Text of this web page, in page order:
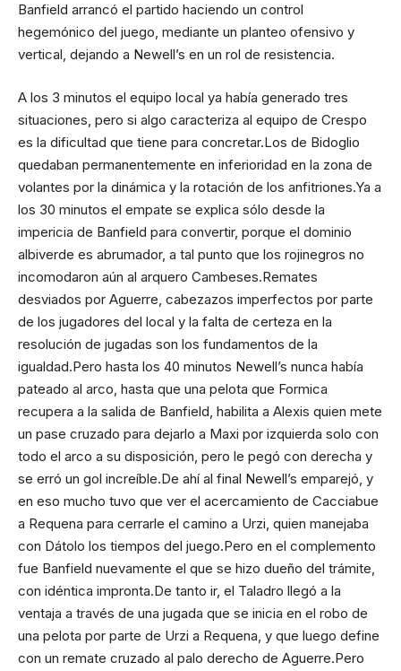
Banfield arrancó el partido haciendo un control
hegemónico del juego, mediante un planteo ofensivo y
vertical, dejando a Newell’s en un rol de resistencia.
A los 3 minutos el equipo local ya había generado tres
situaciones, pero si algo caracteriza al equipo de Crespo
es la dificultad que tiene para concretar.Los de Bidoglio
quedaban permanentemente en inferioridad en la zona de
volantes por la dinámica y la rotación de los anfitriones.Ya a
los 30 minutos el empate se explica sólo desde la
impericia de Banfield para convertir, porque el dominio
albiverde es abrumador, a tal punto que los rojinegros no
incomodaron aún al arquero Cambeses.Remates
desviados por Aguerre, cabezazos imperfectos por parte
de los jugadores del local y la falta de certeza en la
resolución de jugadas son los fundamentos de la
igualdad.Pero hasta los 40 minutos Newell’s nunca había
pateado al arco, hasta que una pelota que Formica
recupera a la salida de Banfield, habilita a Alexis quien mete
un pase cruzado para dejarlo a Maxi por izquierda solo con
todo el arco a su disposición, pero le pegó con derecha y
se erró un gol increíble.De ahí al final Newell’s emparejó, y
en eso mucho tuvo que ver el acercamiento de Cacciabue
a Requena para cerrarle el camino a Urzi, quien manejaba
con Dátolo los tiempos del juego.Pero en el complemento
fue Banfield nuevamente el que se hizo dueño del trámite,
con idéntica impronta.De tanto ir, el Taladro llegó a la
ventaja a través de una jugada que se inicia en el robo de
una pelota por parte de Urzi a Requena, y que luego define
con un remate cruzado al palo derecho de Aguerre.Pero